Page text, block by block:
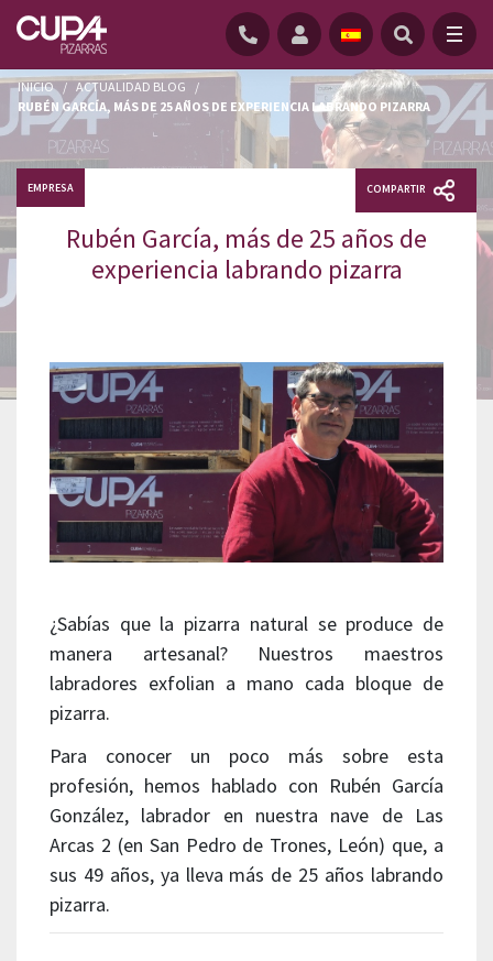
INICIO / ACTUALIDAD BLOG
/
RUBÉN GARCÍA, MÁS DE 25 AÑOS DE EXPERIENCIA LABRANDO PIZARRA
EMPRESA COMPARTIR
Rubén García, más de 25 años de
experiencia labrando pizarra
¿Sabías que la pizarra natural se produce de
manera artesanal? Nuestros maestros
labradores exfolian a mano cada bloque de
pizarra.
Para conocer un poco más sobre esta
profesión, hemos hablado con Rubén García
González, labrador en nuestra nave de Las
Arcas 2 (en San Pedro de Trones, León) que, a
sus 49 años, ya lleva más de 25 años labrando
pizarra.